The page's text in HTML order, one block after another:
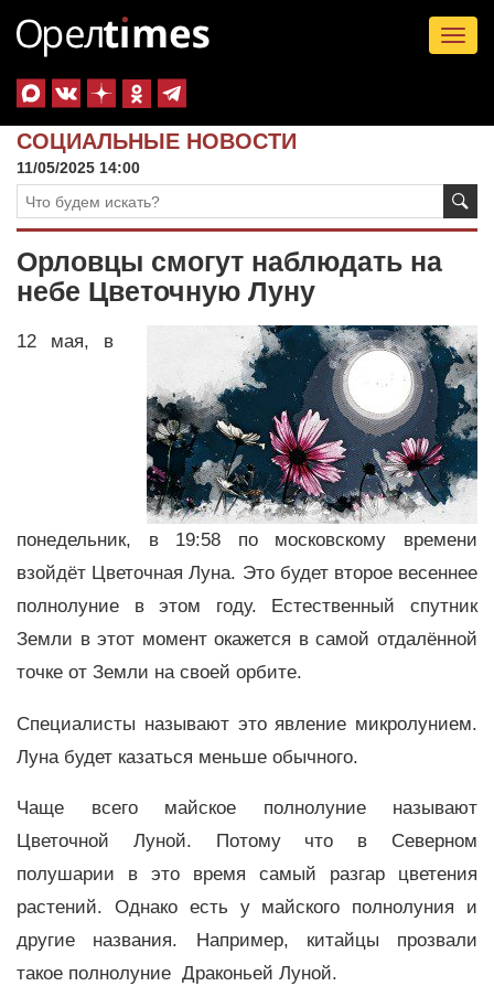
СОЦИАЛЬНЫЕ НОВОСТИ
11/05/2025 14:00
Орловцы смогут наблюдать на
небе Цветочную Луну
12 мая, в
понедельник, в 19:58 по московскому времени
взойдёт Цветочная Луна. Это будет второе весеннее
полнолуние в этом году. Естественный спутник
Земли в этот момент окажется в самой отдалённой
точке от Земли на своей орбите.
Специалисты называют это явление микролунием.
Луна будет казаться меньше обычного.
Чаще всего майское полнолуние называют
Цветочной Луной. Потому что в Северном
полушарии в это время самый разгар цветения
растений. Однако есть у майского полнолуния и
другие названия. Например, китайцы прозвали
такое полнолуние Драконьей Луной.